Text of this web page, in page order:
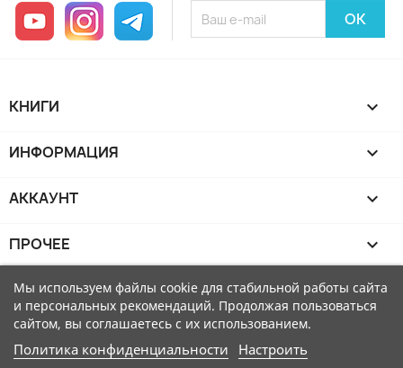
YouTube InstagramTelegram
КНИГИ 
ИНФОРМАЦИЯ 
АККАУНТ 
ПРОЧЕЕ 
Мы используем файлы cookie для стабильной работы сайта
и персональных рекомендаций. Продолжая пользоваться
сайтом, вы соглашаетесь с их использованием.
Политика конфиденциальности Настроить